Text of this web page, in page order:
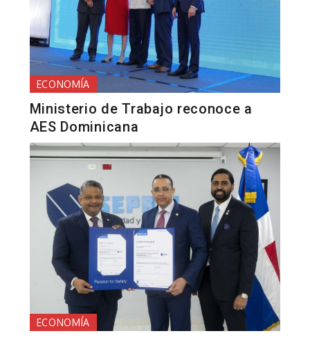
ECONOMÍA
Ministerio de Trabajo reconoce a
AES Dominicana
ECONOMÍA